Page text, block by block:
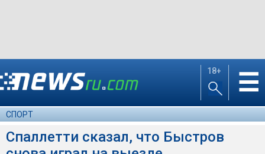
18+ ☰
СПОРТ
Спаллетти сказал, что Быстров